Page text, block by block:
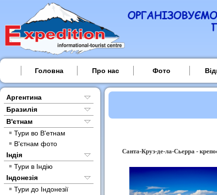
Головна Про нас Фото
Аргентина
Бразилія
В'єтнам
Тури во В'етнам
В'єтнам фото
Індія
Тури в Індію
Індонезія
Тури до Індонезії
Санта-Круз-де-ла-Сьерра -